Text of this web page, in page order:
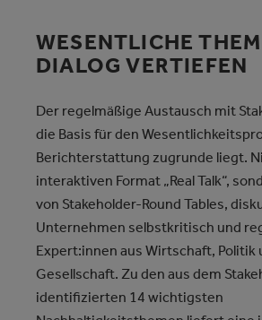
WESENTLICHE
DIALOG VERTIEFEN
Der regelmäßige Austausch mit
die Basis für den
Berichterstattung zugrunde liegt.
interaktiven Format „Real Talk“,
von Stakeholder-Round Tables,
Unternehmen selbstkritisch und
Expert:innen aus Wirtschaft, Politik
Gesellschaft. Zu den aus dem
identifizierten 14 wichtigsten